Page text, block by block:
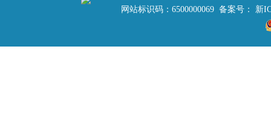
网站标识码：6500000069 备案号： 新